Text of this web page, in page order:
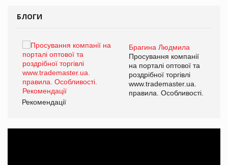
БЛОГИ
Брагина Людмила
Просування компанії
на порталі оптової та
роздрібної торгівлі
www.trademaster.ua.
правила. Особливості.
Рекомендації